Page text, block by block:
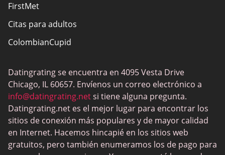
FirstMet
Citas para adultos
ColombianCupid
MeetMindful
Citas BDSM
BBPeopleMeet
Sitios Sugar Daddy
JPeopleMeet
Datingrating se encuentra en 4095 Vesta Drive
Chicago, IL 60657. Envíenos un correo electrónico a
info@datingrating.netsi tiene alguna pregunta.
Datingrating.net es el mejor lugar para encontrar los
sitios de conexión más populares y de mayor calidad
en Internet. Hacemos hincapié en los sitios web
gratuitos, pero también enumeramos los de pago para